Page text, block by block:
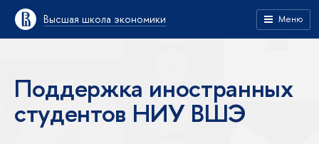
Высшая школа экономики Меню
Поддержка иностранных
студентов НИУ ВШЭ